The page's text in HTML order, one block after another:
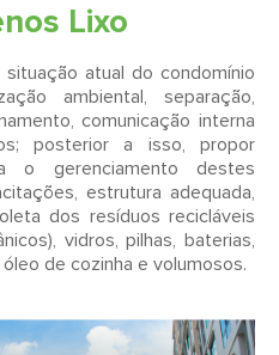
Lixo
atual do condomínio
ambiental, separação,
comunicação interna
posterior a isso, propor
o gerenciamento destes
estrutura adequada,
dos resíduos recicláveis
vidros, pilhas, baterias,
de cozinha e volumosos.